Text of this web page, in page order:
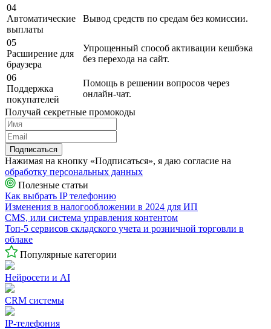
04
Автоматические
выплаты
Вывод средств по средам без комиссии.
05
Расширение для
браузера
Упрощенный способ активации кешбэка
без перехода на сайт.
06
Поддержка
покупателей
Помощь в решении вопросов через
онлайн-чат.
Получай секретные промокоды
Подписаться
Нажимая на кнопку «Подписаться», я даю согласие на
обработку персональных данных
Полезные статьи
Как выбрать IP телефонию
Изменения в налогообложении в 2024 для ИП
CMS, или система управления контентом
Топ-5 сервисов складского учета и розничной торговли в
облаке
Популярные категории
Нейросети и AI
CRM системы
IP-телефония